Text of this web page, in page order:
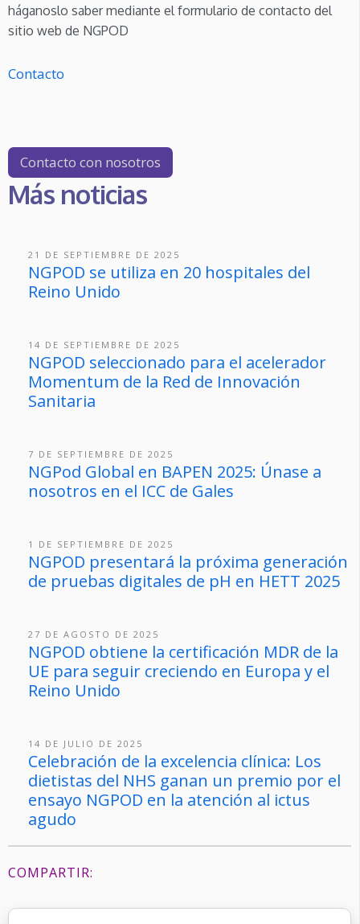
háganoslo saber mediante el formulario de contacto del
sitio web de NGPOD
Contacto
Contacto con nosotros
Más noticias
21 DE SEPTIEMBRE DE 2025
NGPOD se utiliza en 20 hospitales del
Reino Unido
14 DE SEPTIEMBRE DE 2025
NGPOD seleccionado para el acelerador
Momentum de la Red de Innovación
Sanitaria
7 DE SEPTIEMBRE DE 2025
NGPod Global en BAPEN 2025: Únase a
nosotros en el ICC de Gales
1 DE SEPTIEMBRE DE 2025
NGPOD presentará la próxima generación
de pruebas digitales de pH en HETT 2025
27 DE AGOSTO DE 2025
NGPOD obtiene la certificación MDR de la
UE para seguir creciendo en Europa y el
Reino Unido
14 DE JULIO DE 2025
Celebración de la excelencia clínica: Los
dietistas del NHS ganan un premio por el
ensayo NGPOD en la atención al ictus
agudo
COMPARTIR: